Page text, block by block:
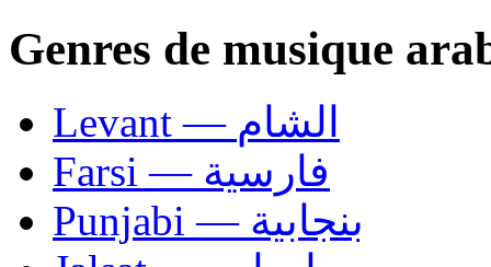
Genres de musique
Levant — الشام
Farsi — فارسية
Punjabi — بنجابية